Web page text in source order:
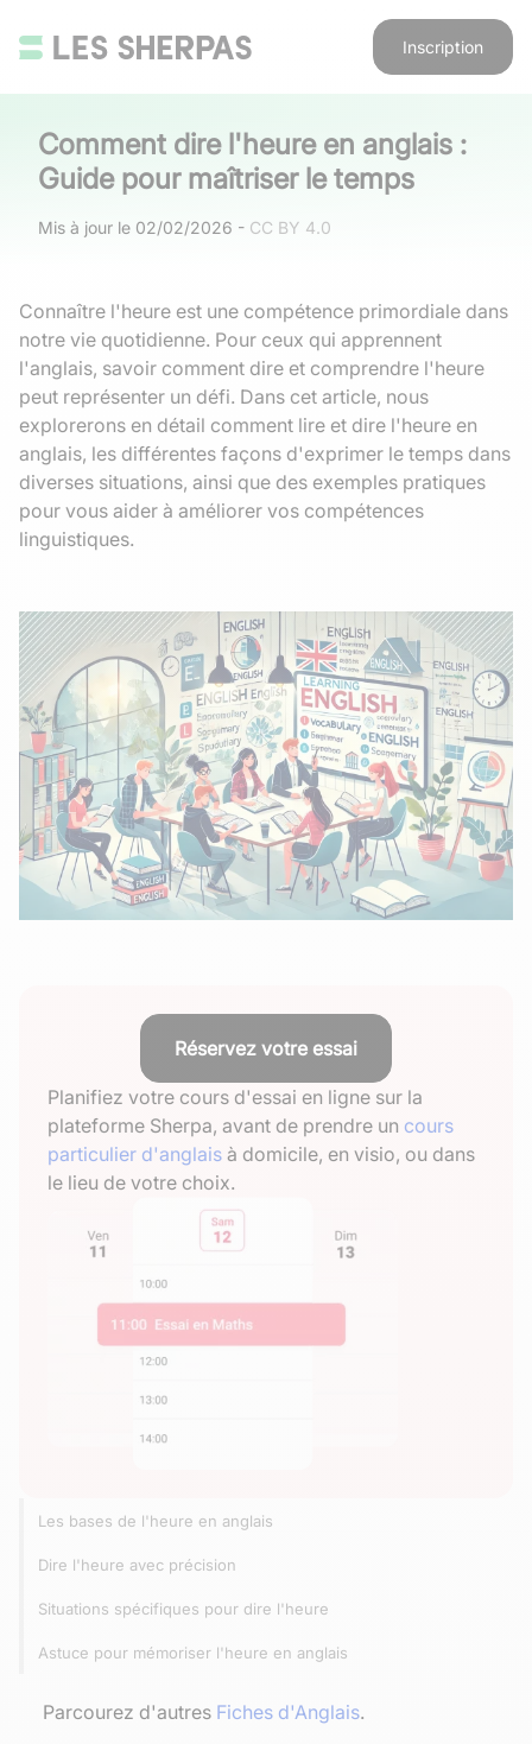
Inscription
Comment dire l'heure en anglais :
Guide pour maîtriser le temps
Mis à jour le 02/02/2026 - CC BY 4.0
Connaître l'heure est une compétence primordiale dans
notre vie quotidienne. Pour ceux qui apprennent
l'anglais, savoir comment dire et comprendre l'heure
peut représenter un défi. Dans cet article, nous
explorerons en détail comment lire et dire l'heure en
anglais, les différentes façons d'exprimer le temps dans
diverses situations, ainsi que des exemples pratiques
pour vous aider à améliorer vos compétences
linguistiques.
Réservez votre essai
Planifiez votre cours d'essai en ligne sur la
plateforme Sherpa, avant de prendre un cours
particulier d'anglais à domicile, en visio, ou dans
le lieu de votre choix.
Les bases de l'heure en anglais
Dire l'heure avec précision
Situations spécifiques pour dire l'heure
Astuce pour mémoriser l'heure en anglais
Parcourez d'autres Fiches d'Anglais.